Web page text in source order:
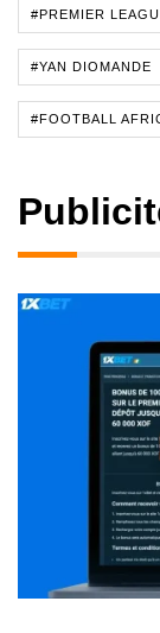
#PREMIER
#YAN DIOMANDE
#FOOTBALL